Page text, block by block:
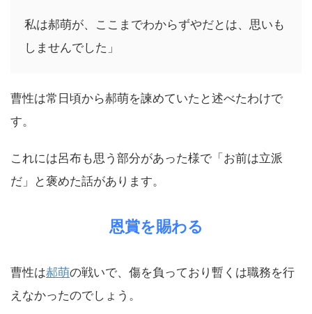
私は郝萌が、ここまでわからずやだとは、思いも
しませんでした」
曹性は常日頃から郝萌を諫めていたと述べたわけで
す。
これには呂布も思う部分があった様で「お前は立派
だ」と褒めた話があります。
恩賞を賜わる
曹性は郝萌の戦いで、傷を負っており暫くは職務を行
えなかったのでしょう。